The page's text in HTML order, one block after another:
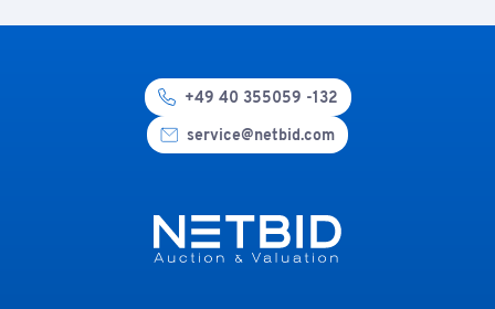
+49 40 355059 -132
service@netbid.com